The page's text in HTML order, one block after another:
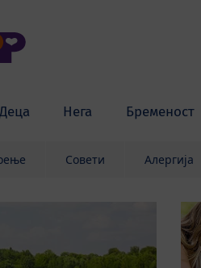
Деца Нега Бременост
Совети Алергија